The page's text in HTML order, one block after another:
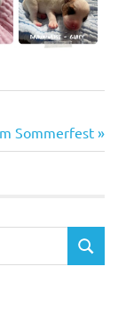
Sommerfest
SUCHEN